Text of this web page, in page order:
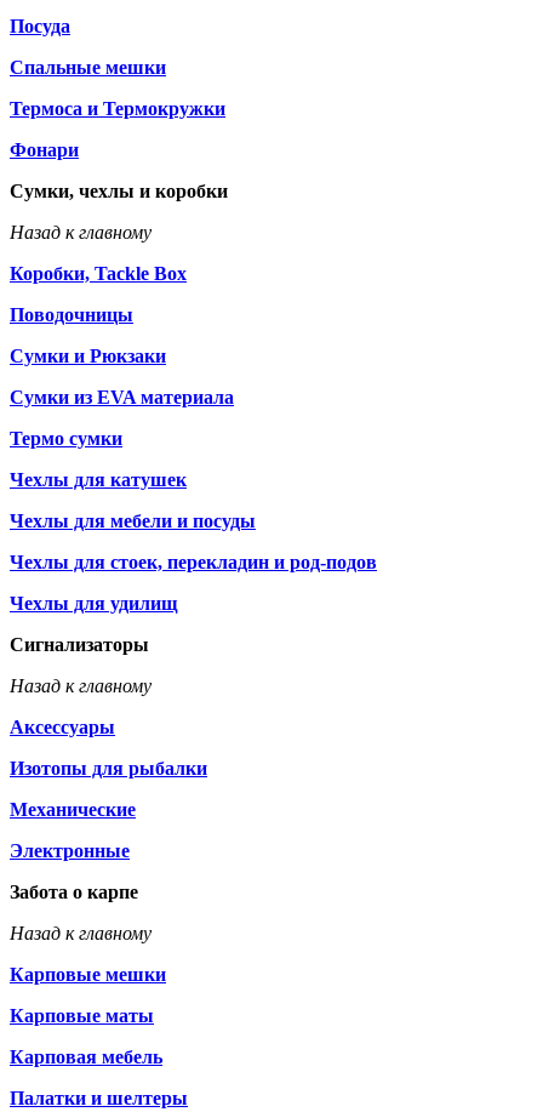
Посуда
Спальные мешки
Термоса и Термокружки
Фонари
Сумки, чехлы и коробки
Назад к главному
Коробки, Tackle Box
Поводочницы
Сумки и Рюкзаки
Сумки из EVA материала
Термо сумки
Чехлы для катушек
Чехлы для мебели и посуды
Чехлы для стоек, перекладин и род-подов
Чехлы для удилищ
Сигнализаторы
Назад к главному
Аксессуары
Изотопы для рыбалки
Механические
Электронные
Забота о карпе
Назад к главному
Карповые мешки
Карповые маты
Карповая мебель
Палатки и шелтеры